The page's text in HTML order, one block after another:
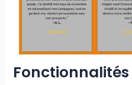
Fonctionnalités